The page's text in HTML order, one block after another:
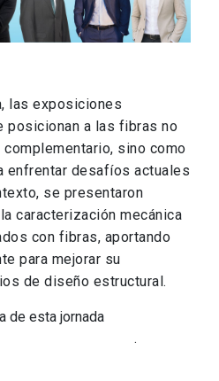
las exposiciones
posicionan a las fibras no
sino como
enfrentar desafíos actuales
se presentaron
caracterización mecánica
con fibras, aportando
para mejorar su
de diseño estructural.
de esta jornada
.